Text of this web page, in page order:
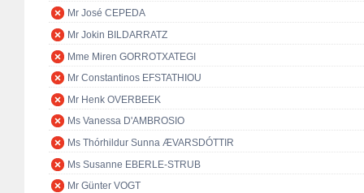
Mr José CEPEDA
Mr Jokin BILDARRATZ
Mme Miren GORROTXATEGI
Mr Constantinos EFSTATHIOU
Mr Henk OVERBEEK
Ms Vanessa D'AMBROSIO
Ms Thórhildur Sunna ÆVARSDÓTTIR
Ms Susanne EBERLE-STRUB
Mr Günter VOGT